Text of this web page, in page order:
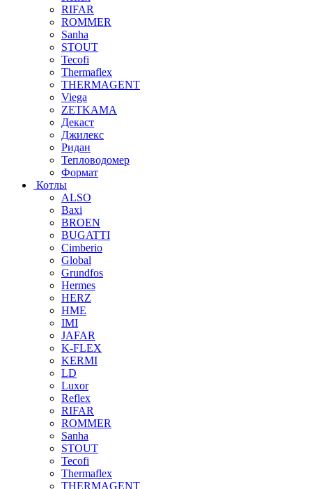
RIFAR
ROMMER
Sanha
STOUT
Tecofi
Thermaflex
THERMAGENT
Viega
ZETKAMA
Декаст
Джилекс
Ридан
Тепловодомер
Формат
Котлы
ALSO
Baxi
BROEN
BUGATTI
Cimberio
Global
Grundfos
Hermes
HERZ
HME
IMI
JAFAR
K-FLEX
KERMI
LD
Luxor
Reflex
RIFAR
ROMMER
Sanha
STOUT
Tecofi
Thermaflex
THERMAGENT